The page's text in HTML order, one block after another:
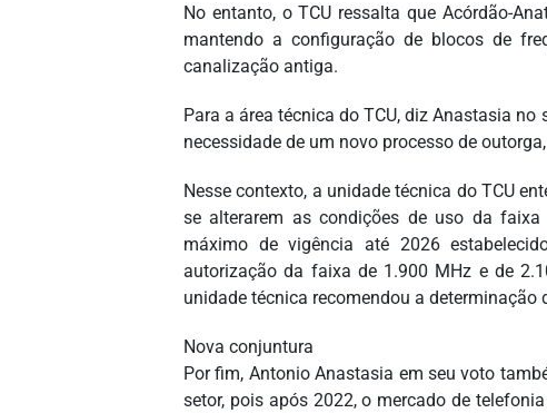
No entanto, o TCU ressalta que Acórdão-
mantendo a configuração de blocos de
canalização antiga.
Para a área técnica do TCU, diz Anastasia
necessidade de um novo processo de
Nesse contexto, a unidade técnica do TCU
se alterarem as condições de uso da
máximo de vigência até 2026
autorização da faixa de 1.900 MHz e de
unidade técnica recomendou a
Nova conjuntura
Por fim, Antonio Anastasia em seu voto
setor, pois após 2022, o mercado de